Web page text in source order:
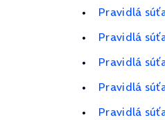
Pravidlá
Pravidlá
Pravidlá
Pravidlá
Pravidlá